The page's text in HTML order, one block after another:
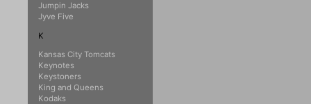
Jumpin Jacks
Jyve Five
K
Kansas City Tomcats
Keynotes
Keystoners
King and Queens
Kodaks